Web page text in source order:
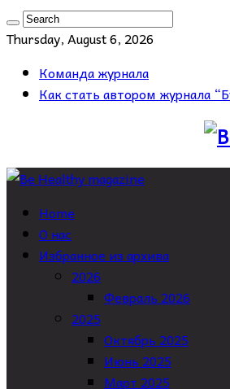
Thursday, August 6, 2026
Команда журнала
Как стать автором журнала
Home
О нас
Избранное из архива
2026
Февраль 2026
2025
Октябрь 2025
Июнь 2025
Март 2025